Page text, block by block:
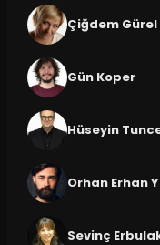
Çiğdem Gürel
Gün Koper
Hüseyin
Orhan Erhan
Sevinç